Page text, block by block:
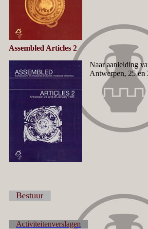
Assembled Articles 2
Naar aanleiding
Antwerpen, 25 en
Bestuur
Activiteitenverslagen